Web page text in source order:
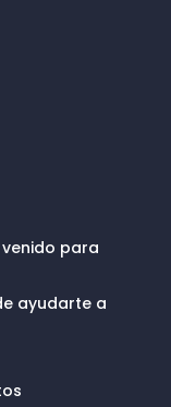
para
ayudarte a